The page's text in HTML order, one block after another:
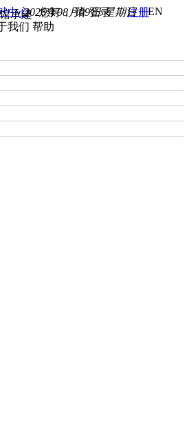
您好， 请登录 注册EN
2026年08月09日 星期日
承建
我们 帮助